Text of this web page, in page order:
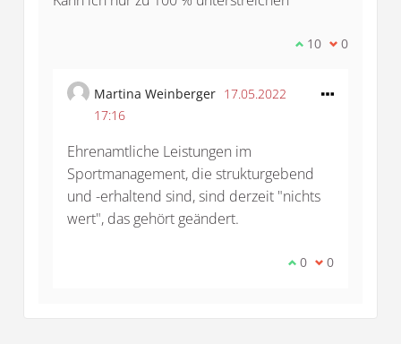
Ich stimme
10 Ich bin mit
0
Martina Weinberger 17.05.2022
17:16
Ehrenamtliche Leistungen im
Sportmanagement, die strukturgebend
und -erhaltend sind, sind derzeit "nichts
wert", das gehört geändert.
Ich stimme
0 Ich bin mit
0